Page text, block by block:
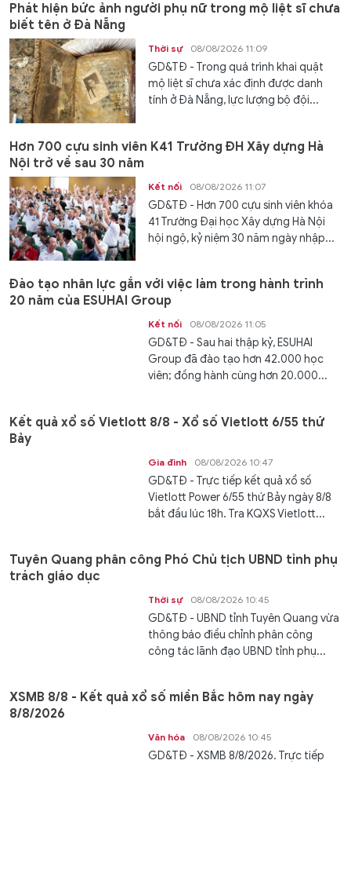
Phát hiện bức ảnh người phụ nữ trong mộ liệt sĩ chưa
biết tên ở Đà Nẵng
Thời sự 08/08/2026 11:09
GD&TĐ - Trong quá trình khai quật
mộ liệt sĩ chưa xác định được danh
tính ở Đà Nẵng, lực lượng bộ đội...
Hơn 700 cựu sinh viên K41 Trường ĐH Xây dựng Hà
Nội trở về sau 30 năm
Kết nối 08/08/2026 11:07
GD&TĐ - Hơn 700 cựu sinh viên khóa
41 Trường Đại học Xây dựng Hà Nội
hội ngộ, kỷ niệm 30 năm ngày nhập...
Đào tạo nhân lực gắn với việc làm trong hành trình
20 năm của ESUHAI Group
Kết nối 08/08/2026 11:05
GD&TĐ - Sau hai thập kỷ, ESUHAI
Group đã đào tạo hơn 42.000 học
viên; đồng hành cùng hơn 20.000...
Kết quả xổ số Vietlott 8/8 - Xổ số Vietlott 6/55 thứ
Bảy
Gia đình 08/08/2026 10:47
GD&TĐ - Trực tiếp kết quả xổ số
Vietlott Power 6/55 thứ Bảy ngày 8/8
bắt đầu lúc 18h. Tra KQXS Vietlott...
Tuyên Quang phân công Phó Chủ tịch UBND tỉnh phụ
trách giáo dục
Thời sự 08/08/2026 10:45
GD&TĐ - UBND tỉnh Tuyên Quang vừa
thông báo điều chỉnh phân công
công tác lãnh đạo UBND tỉnh phụ...
XSMB 8/8 - Kết quả xổ số miền Bắc hôm nay ngày
8/8/2026
Văn hóa 08/08/2026 10:45
GD&TĐ - XSMB 8/8/2026. Trực tiếp